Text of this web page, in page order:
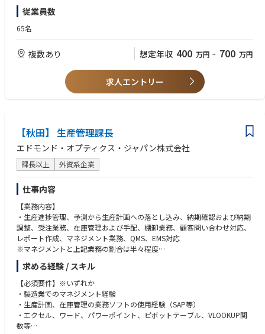
・オペレーション各種の合理化、効率化
・新規自治体の開拓、既存顧客のフォローアップ
・入社時に、ご希望と弊社の期待値をすり合わせ取り組んでいただきま
・電力業界の知見を資料やメンバー、取締役からインプット。
（業界知見がなくとも、早期にキャチアップ、独り立ちができる体制をと
【歓迎スキル】
・官公庁/自治体向け営業やプロジェクト経験
・提案資料作成やプレゼンテーションスキル
【求める人物像】
・ミッション、バリューに共感し、事業成長を“自分ごと”として楽しめる
喜びを感じられる方
・完全リモート環境でも自律的に行動し、質の高いコミュニケーションを
取れる方
従業員数
65名
複数あり 想定年収 400 万円 ~ 700 万円
求人エントリー
【秋田】 生産管理課長
エドモンド・オプティクス・ジャパン株式会社
課長以上 外資系企業
仕事内容
【業務内容】
・生産進捗管理、予測から生産計画への落とし込み、納期確認および納期
調整、受注業務、在庫管理および手配、棚卸業務、顧客問い合わせ対応、
レポート作成、マネジメント業務、QMS、EMS対応
※マネジメントと上記業務の割合は半々程度
【当社の特長】
■1942年にアメリカで創業した光学製品や光学部品のリーディングカンパ
ニー。全世界で毎年500万個以上の製品を生産。医療用機器や産業用機器
に搭載されるカメラへ使用されており、過去にはスペースシャトル（宇宙
船）に搭載されたカメラにも使用実績あり。2年連続で10％以上売り上げ
増加と堅調な業績です。
求める経験 / スキル
【必須要件】※いずれか
・製造業でのマネジメント経験
・生産計画、在庫管理の業務ソフトの使用経験（SAP等）
・エクセル、ワード、パワーポイント、ピボットテーブル、VLOOKUP関
数等